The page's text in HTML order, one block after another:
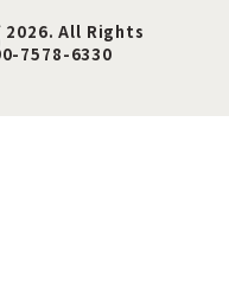
2026. All Rights
7578-6330